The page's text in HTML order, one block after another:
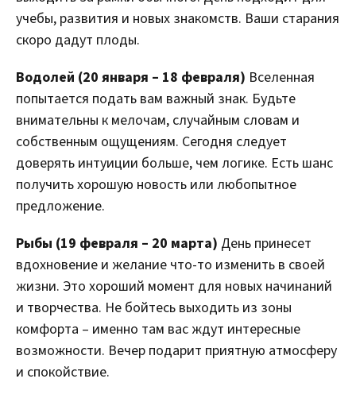
учебы, развития и новых знакомств. Ваши старания
скоро дадут плоды.
Водолей (20 января – 18 февраля) Вселенная
попытается подать вам важный знак. Будьте
внимательны к мелочам, случайным словам и
собственным ощущениям. Сегодня следует
доверять интуиции больше, чем логике. Есть шанс
получить хорошую новость или любопытное
предложение.
Рыбы (19 февраля – 20 марта) День принесет
вдохновение и желание что-то изменить в своей
жизни. Это хороший момент для новых начинаний
и творчества. Не бойтесь выходить из зоны
комфорта – именно там вас ждут интересные
возможности. Вечер подарит приятную атмосферу
и спокойствие.